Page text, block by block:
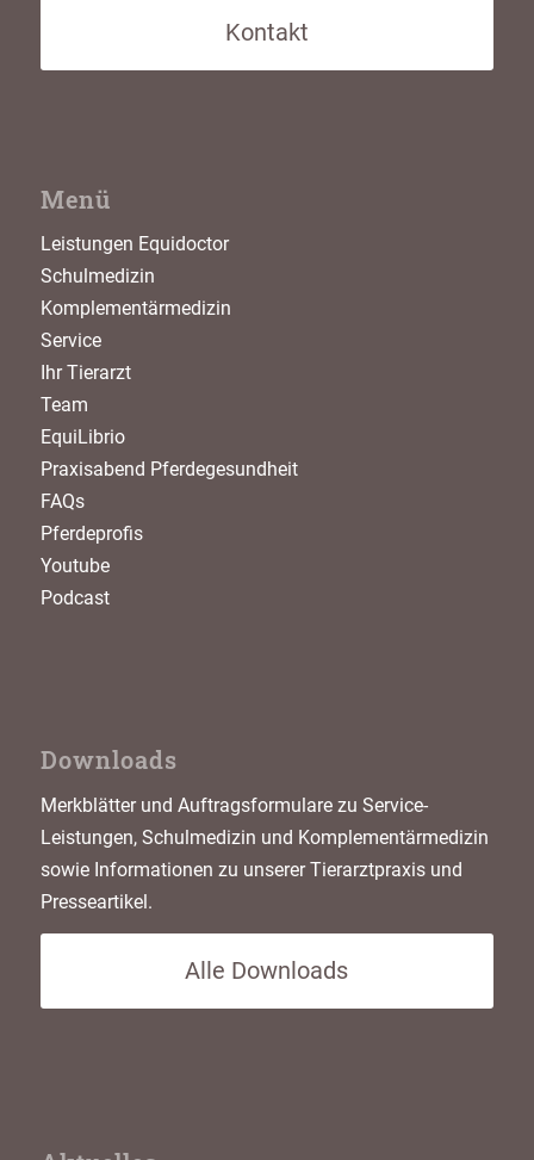
Kontakt
Menü
Leistungen Equidoctor
Schulmedizin
Komplementärmedizin
Service
Ihr Tierarzt
Team
EquiLibrio
Praxisabend Pferdegesundheit
FAQs
Pferdeprofis
Youtube
Podcast
Downloads
Merkblätter und Auftragsformulare zu Service-
Leistungen, Schulmedizin und Komplementärmedizin
sowie Informationen zu unserer Tierarztpraxis und
Presseartikel.
Alle Downloads